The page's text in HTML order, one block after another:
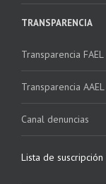
TRANSPARENCIA
Transparencia FAEL
Transparencia AAEL
Canal denuncias
Lista de suscripción